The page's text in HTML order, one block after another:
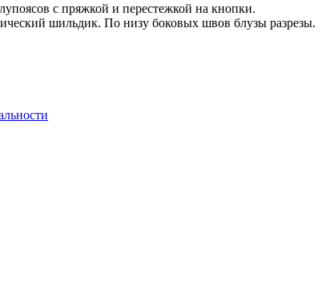
с пряжкой и перестежкой на кнопки.
шильдик. По низу боковых швов блузы разрезы.